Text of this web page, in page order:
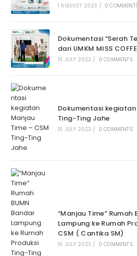
1 AUGUST 2023 / 0
Dokumentasi “Serah
dari UMKM MISS
15 JULY 2023 / 0 COMMENTS
Dokumentasi kegiatan
Ting-Ting Jahe
15 JULY 2023 / 0 COMMENTS
“Manjau Time” Rumah
Lampung ke Rumah
CSM ( Cantika SM)
15 JULY 2023 / 0 COMMENTS